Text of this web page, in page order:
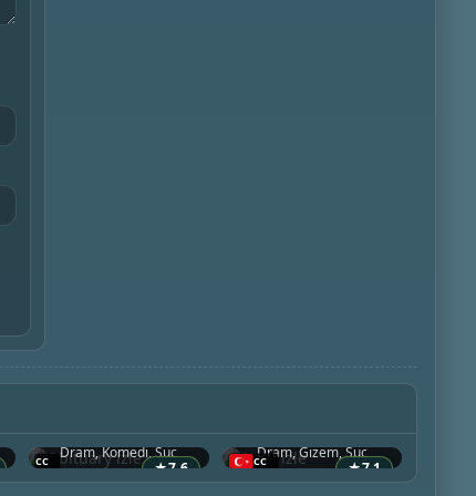
★7.6
2023 • İrlanda
Dram, Komedi, Suç
★7.1
2026 • Birleşik Krallık
Dram, Gizem, Suç